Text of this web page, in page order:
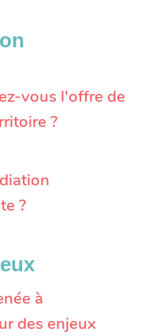
vous l'offre de
?
?
à
des enjeux